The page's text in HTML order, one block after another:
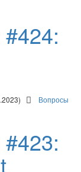
Вопросы